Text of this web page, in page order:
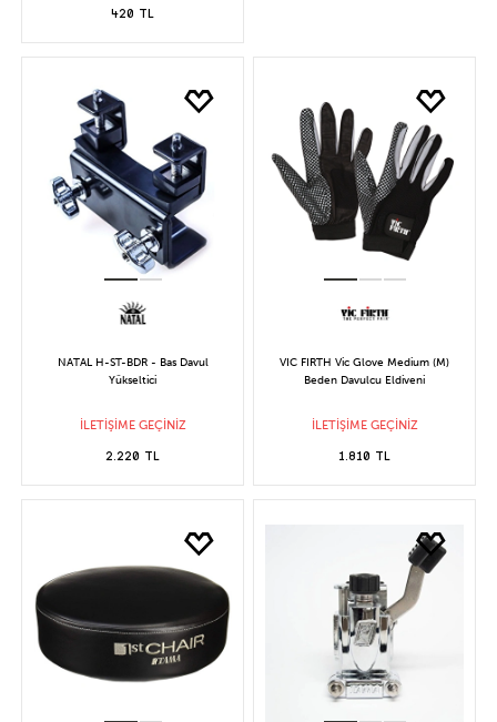
420 TL
NATAL H-ST-BDR - Bas Davul
Yükseltici
İLETİŞİME GEÇİNİZ
2.220 TL
VIC FIRTH Vic Glove Medium (M)
Beden Davulcu Eldiveni
İLETİŞİME GEÇİNİZ
1.810 TL